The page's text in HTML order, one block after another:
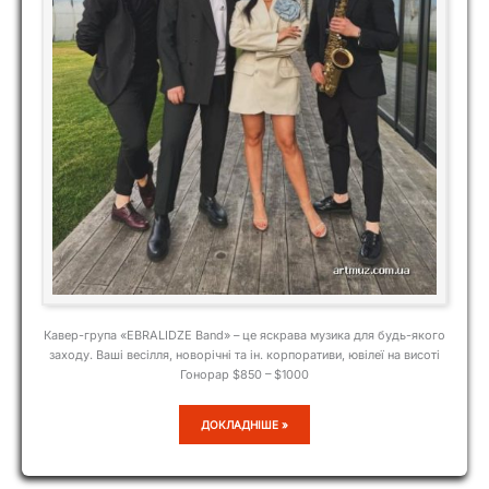
Кавер-група «EBRALIDZE Band» – це яскрава музика для будь-якого
заходу. Ваші весілля, новорічні та ін. корпоративи, ювілеї на висоті
Гонорар $850 – $1000
EBRALIDZE
ДОКЛАДНІШЕ »